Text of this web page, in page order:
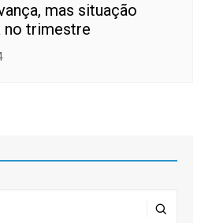
mas situação
no trimestre